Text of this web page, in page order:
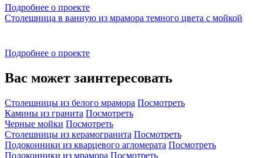
Подробнее о проекте
Столешница в ванную из мрамора темного цвета с мойкой
Подробнее о проекте
Вас может заинтересовать
Столешницы из белого мрамора Посмотреть
Камины из гранита Посмотреть
Черные мойки Посмотреть
Столешницы из керамогранита Посмотреть
Подоконники из кварцевого агломерата Посмотреть
Подоконники из мрамора Посмотреть